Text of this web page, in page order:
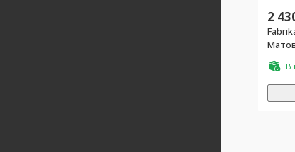
2
В